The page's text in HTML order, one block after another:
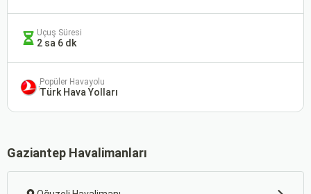
Uçuş Süresi
2 sa 6 dk
Popüler Havayolu
Türk Hava Yolları
Gaziantep Havalimanları